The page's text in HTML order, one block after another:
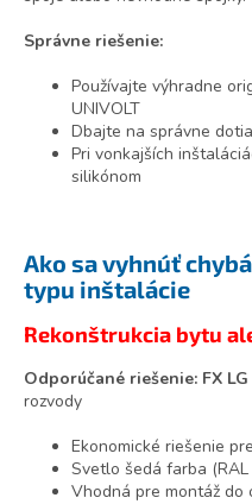
Správne riešenie:
Používajte výhradne
UNIVOLT
Dbajte na správne
Pri vonkajších
silikónom
Ako sa vyhnúť
typu inštalácie
Rekonštrukcia bytu
Odporúčané riešenie: FX LG
rozvody
Ekonomické riešenie
Svetlo šedá farba
Vhodná pre montáž do